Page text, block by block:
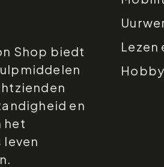
Shop biedt
en
het
Lezen